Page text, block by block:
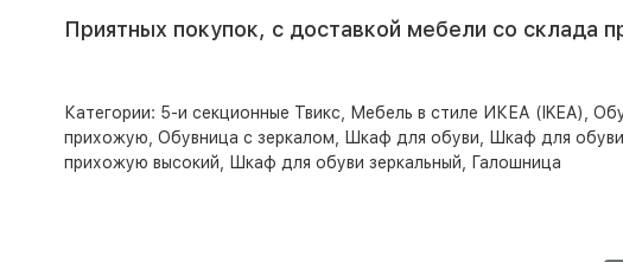
Приятных покупок, с доставкой мебели со склада
Категории: 5-и секционные Твикс Мебель в стиле ИКЕА (IKEA)
прихожую Обувница с зеркалом Шкаф для обуви Шкаф для
прихожую высокий
Шкаф для обуви зеркальный Галошница